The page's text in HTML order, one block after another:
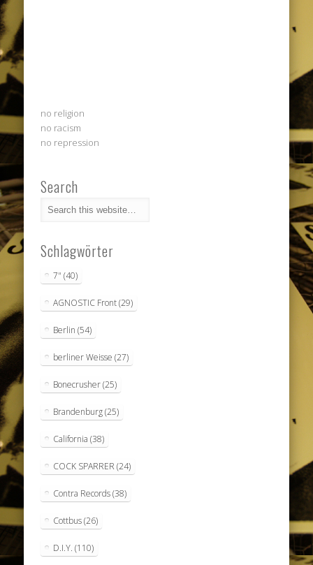
no religion
no racism
no repression
Search
Schlagwörter
7" (40)
AGNOSTIC Front(29)
Berlin (54)
berliner Weisse (27)
Bonecrusher(25)
Brandenburg(25)
California (38)
COCK SPARRER (24)
Contra Records(38)
Cottbus(26)
D.I.Y. (110)